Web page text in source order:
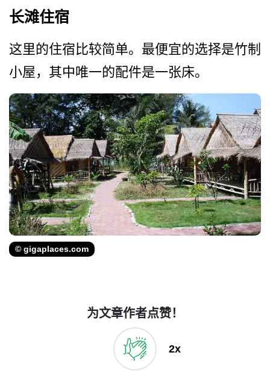
长滩住宿
这里的住宿比较简单。最便宜­的选择是竹制
小屋，其中唯一的配件是一张床。
© gigaplaces.com
为文章作者点赞！
2x